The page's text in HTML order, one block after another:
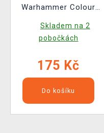
Warhammer Colour
Skladem na 2
pobočkách
175 Kč
Do košíku